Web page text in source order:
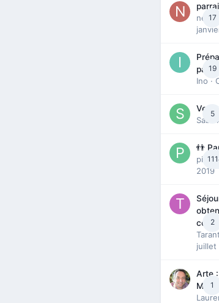
17
19
Ino ·
5
Sab74
👬
2019
2
juillet
1
Arte